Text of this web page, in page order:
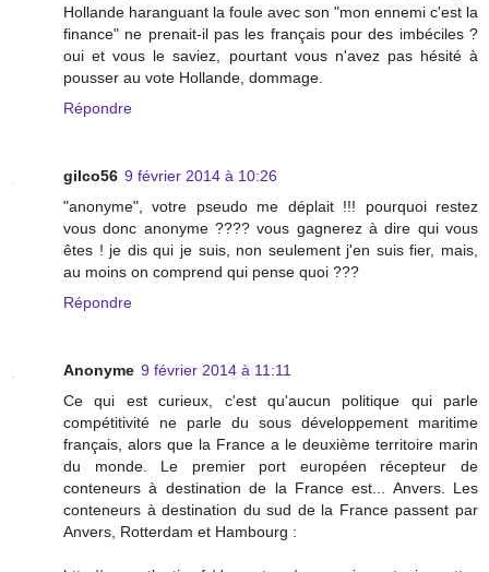
Hollande haranguant la foule avec son "mon ennemi c'est la
finance" ne prenait-il pas les français pour des imbéciles ?
oui et vous le saviez, pourtant vous n'avez pas hésité à
pousser au vote Hollande, dommage.
Répondre
gilco56 9 février 2014 à 10:26
"anonyme", votre pseudo me déplait !!! pourquoi restez
vous donc anonyme ???? vous gagnerez à dire qui vous
êtes ! je dis qui je suis, non seulement j'en suis fier, mais,
au moins on comprend qui pense quoi ???
Répondre
Anonyme 9 février 2014 à 11:11
Ce qui est curieux, c'est qu'aucun politique qui parle
compétitivité ne parle du sous développement maritime
français, alors que la France a le deuxième territoire marin
du monde. Le premier port européen récepteur de
conteneurs à destination de la France est... Anvers. Les
conteneurs à destination du sud de la France passent par
Anvers, Rotterdam et Hambourg :